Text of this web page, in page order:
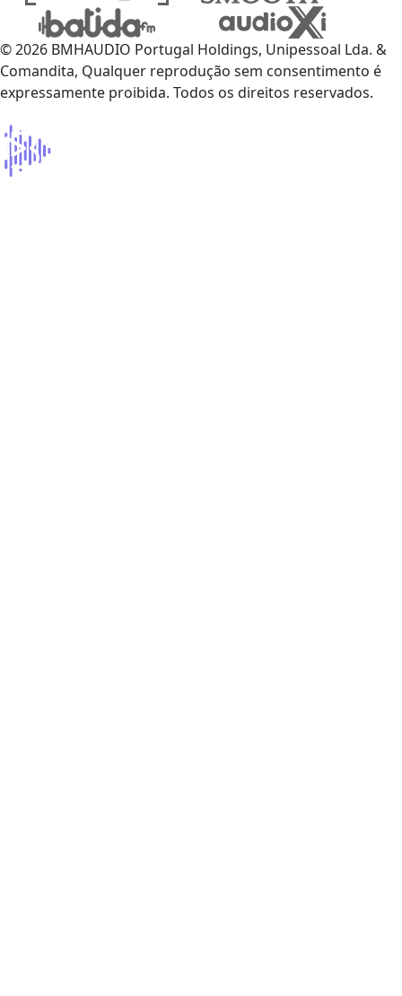
© 2026 BMHAUDIO Portugal Holdings, Unipessoal Lda. &
Comandita, Qualquer reprodução sem consentimento é
expressamente proibida. Todos os direitos reservados.